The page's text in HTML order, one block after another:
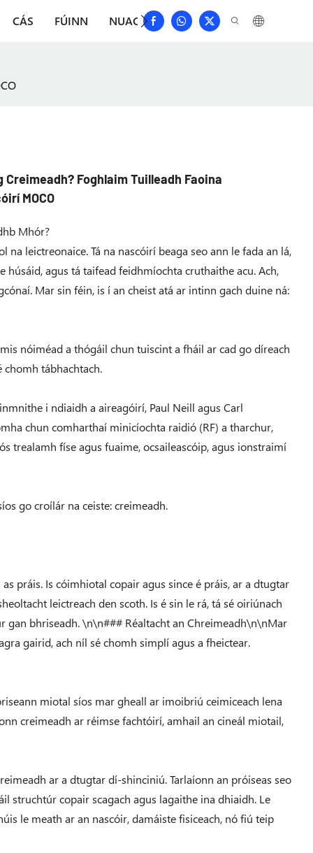
CÁS FÚINN NUACHT ÍOSLÓDÁIL DÉAN
Foghlaim Tuilleadh Faoina
MOCO
Mhór?
leictreonaice. Tá na nascóirí beaga seo ann le fada an lá,
húsáid, agus tá taifead feidhmíochta cruthaithe acu. Ach,
Mar sin féin, is í an cheist atá ar intinn gach duine ná:
nóiméad a thógáil chun tuiscint a fháil ar cad go díreach
chomh tábhachtach.
i ndiaidh a aireagóirí, Paul Neill agus Carl
chun comharthaí minicíochta raidió (RF) a tharchur,
trealamh físe agus fuaime, ocsaileascóip, agus ionstraimí
go croílár na ceiste: creimeadh.
práis. Is cóimhiotal copair agus since é práis, ar a dtugtar
leictreach den scoth. Is é sin le rá, tá sé oiriúnach
gan bhriseadh. \n\n### Réaltacht an Chreimeadh\n\nMar
gairid, ach níl sé chomh simplí agus a fheictear.
miotal síos mar gheall ar imoibriú ceimiceach lena
creimeadh ar réimse fachtóirí, amhail an cineál miotail,
ar a dtugtar dí-shinciniú. Tarlaíonn an próiseas seo
struchtúr copair scagach agus lagaithe ina dhiaidh. Le
le meath ar an nascóir, damáiste fisiceach, nó fiú teip